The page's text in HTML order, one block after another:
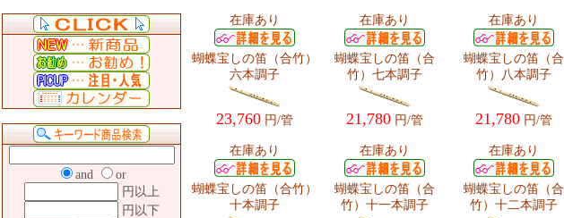
and
or
円以上
円以下
在庫あり 在庫あり 在庫あり
蝴蝶宝しの笛（合竹）
六本調子
23,760 円/管
在庫あり
蝴蝶宝しの笛（合
竹）七本調子
21,780円/管
在庫あり
蝴蝶宝しの笛（合
竹）八本調子
21,780円/管
在庫あり
蝴蝶宝しの笛（合竹）
十本調子
蝴蝶宝しの笛（合
竹）十一本調子
蝴蝶宝しの笛（合
竹）十二本調子